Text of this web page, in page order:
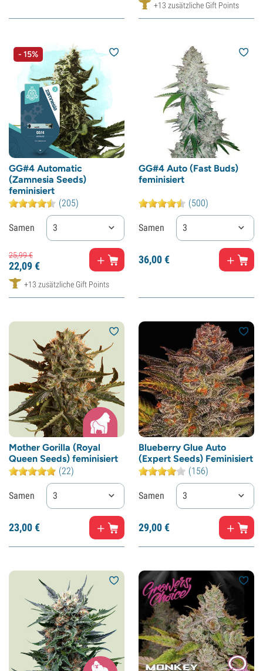
+13 zusätzliche Gift Points
- 15%
GG#4 Automatic
(Zamnesia Seeds)
feminisiert
(205)
Samen 3
25,99€
22,09€
+13 zusätzliche Gift Points
GG#4 Auto (Fast Buds)
feminisiert
(500)
Samen 3
36,00€
Mother Gorilla (Royal
Queen Seeds) feminisiert
(22)
Samen 3
23,00€
Blueberry Glue Auto
(Expert Seeds) Feminisiert
(156)
Samen 3
29,00€